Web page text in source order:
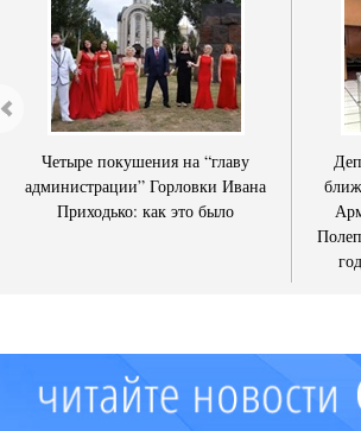
Четыре покушения на “главу
администрации” Горловки Ивана
Приходько: как это было